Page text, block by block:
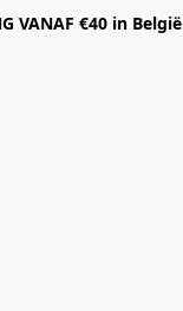
VANAF €40 in België